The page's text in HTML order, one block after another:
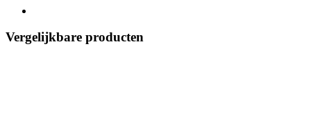
Vergelijkbare producten